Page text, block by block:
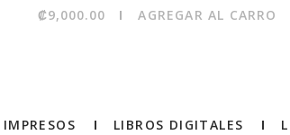
₡9,000.00
AGREGAR AL CARRO
LIBROS DIGITALES